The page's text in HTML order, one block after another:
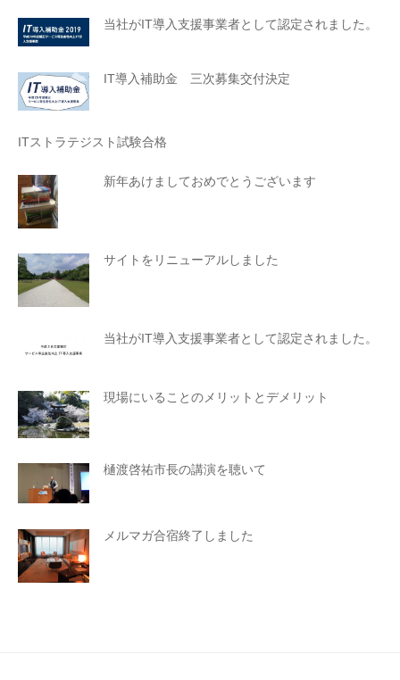
当社がIT導入支援事業者として認定されました。
IT導入補助金 三次募集交付決定
ITストラテジスト試験合格
新年あけましておめでとうございます
サイトをリニューアルしました
当社がIT導入支援事業者として認定されました。
現場にいることのメリットとデメリット
樋渡啓祐市長の講演を聴いて
メルマガ合宿終了しました